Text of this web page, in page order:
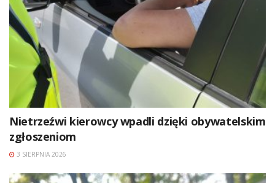
Nietrzeźwi kierowcy wpadli dzięki obywatelskim
zgłoszeniom
3 SIERPNIA 2026